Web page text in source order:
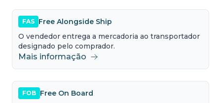
FAS Free Alongside Ship
O vendedor entrega a mercadoria ao transportador
designado pelo comprador.
Mais informação
FOB Free On Board